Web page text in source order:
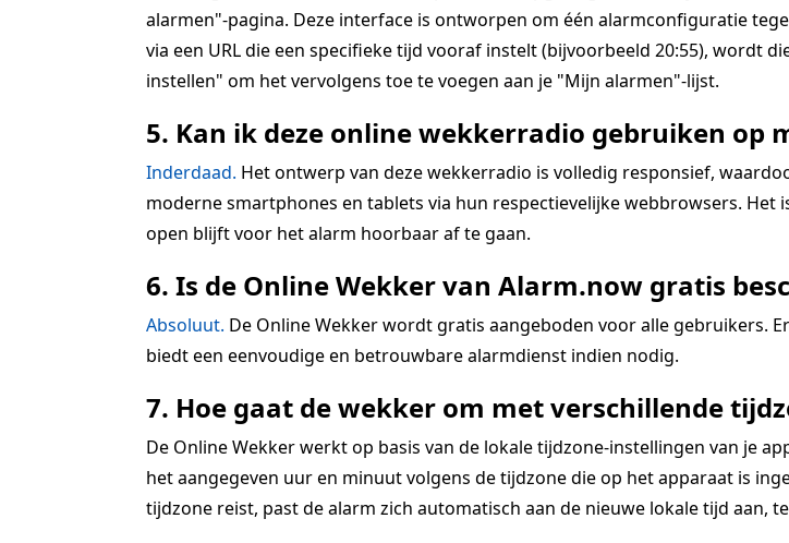
alarmen"-pagina. Deze interface is ontworpen om één alarmconfiguratie
via een URL die een specifieke tijd vooraf instelt (bijvoorbeeld 20:55), wordt
instellen" om het vervolgens toe te voegen aan je "Mijn alarmen"-lijst.
5. Kan ik deze online wekkerradio gebruiken op
Inderdaad. Het ontwerp van deze wekkerradio is volledig responsief,
moderne smartphones en tablets via hun respectievelijke webbrowsers.
open blijft voor het alarm hoorbaar af te gaan.
6. Is de Online Wekker van Alarm.now gratis
Absoluut. De Online Wekker wordt gratis aangeboden voor alle gebruikers.
biedt een eenvoudige en betrouwbare alarmdienst indien nodig.
7. Hoe gaat de wekker om met verschillende
De Online Wekker werkt op basis van de lokale tijdzone-instellingen van je
het aangegeven uur en minuut volgens de tijdzone die op het apparaat is
tijdzone reist, past de alarm zich automatisch aan de nieuwe lokale tijd aan,